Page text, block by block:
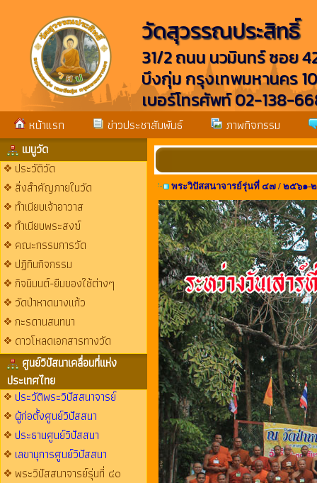
วัดสุวรรณประสิทธิ์
31/2 ถนน นวมินทร์ ซอย
บึงกุ่ม กรุงเทพมหานคร
เบอร์โทรศัพท์ 02-138-
หน้าแรก ข่าวประชาสัมพันธ์ ภาพกิจกรรม
เมนูวัด
ประวัติวัด
สิ่งสำคัญภายในวัด
ทำเนียบเจ้าอาวาส
ทำเนียบพระสงฆ์
คณะกรรมการวัด
ปฏิทินกิจกรรม
กิจนิมนต์-ยืมของใช้ต่างๆ
วัดป่าหาดนางแก้ว
กะรดานสนทนา
ดาวโหลดเอกสารทางวัด
ศูนย์วิปัสนาเคลื่อนที่แห่ง
ประเทศไทย
ประวัติพระวิปัสสนาจารย์
ผู้ก่อตั้งศูนย์วิปัสสนา
ประธานศูนย์วิปัสสนา
เลขานุการศูนย์วิปัสสนา
พระวิปัสสนาจารย์รุ่นที่ ๔๐
พระวิปัสสนาจารย์รุ่นที่ ๔๗ / ๒๕๖๑-